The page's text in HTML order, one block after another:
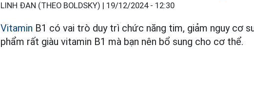
LINH ĐAN (THEO BOLDSKY) | 19/12/2024 - 12:30
Vitamin B1 có vai trò duy trì chức năng tim, giảm nguy cơ
phẩm rất giàu vitamin B1 mà bạn nên bổ sung cho cơ thể.